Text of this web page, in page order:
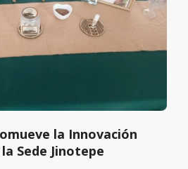
la Innovación
Sede Jinotepe